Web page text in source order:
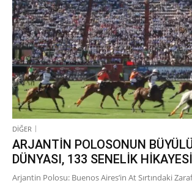
DİĞER
ARJANTİN POLOSONUN
DÜNYASI, 133 SENELİK HİKAYESİ
Arjantin Polosu: Buenos Aires’in At Sırtındaki